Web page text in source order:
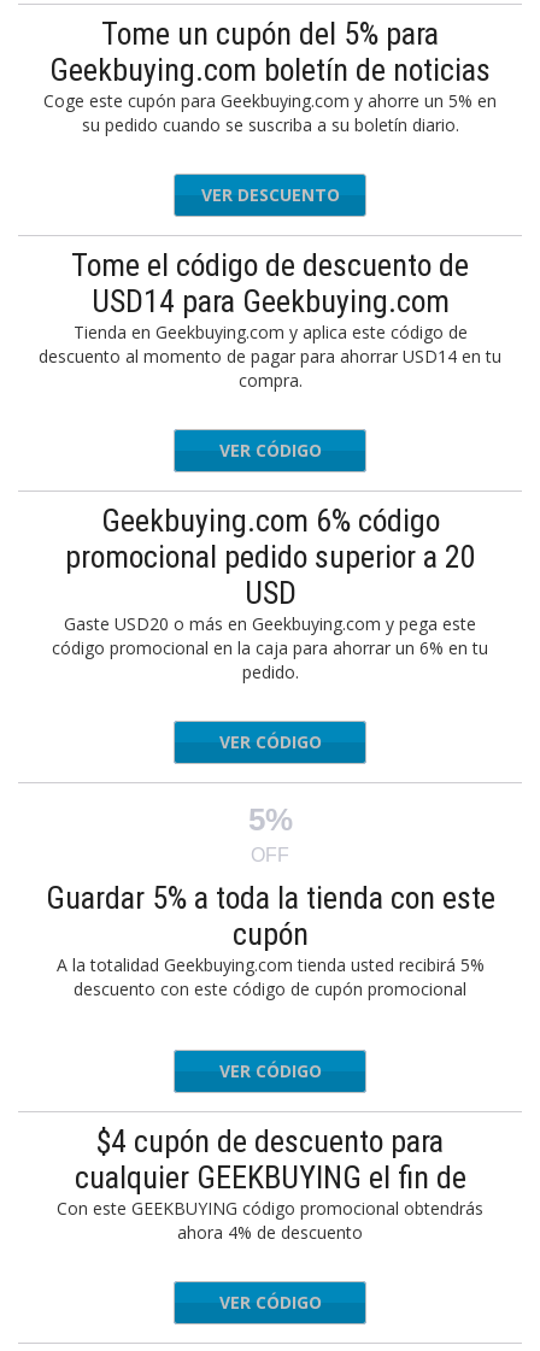
Tome un cupón del 5% para
Geekbuying.com boletín de noticias
Coge este cupón para Geekbuying.com y ahorre un 5% en
su pedido cuando se suscriba a su boletín diario.
VER DESCUENTO
Tome el código de descuento de
USD14 para Geekbuying.com
Tienda en Geekbuying.com y aplica este código de
descuento al momento de pagar para ahorrar USD14 en tu
compra.
LADLWHE
VER CÓDIGO
Geekbuying.com 6% código
promocional pedido superior a 20
USD
Gaste USD20 o más en Geekbuying.com y pega este
código promocional en la caja para ahorrar un 6% en tu
pedido.
ronics6
VER CÓDIGO
5%
OFF
Guardar 5% a toda la tienda con este
cupón
A la totalidad Geekbuying.com tienda usted recibirá 5%
descuento con este código de cupón promocional
oat2021
VER CÓDIGO
$4 cupón de descuento para
cualquier GEEKBUYING el fin de
Con este GEEKBUYING código promocional obtendrás
ahora 4% de descuento
43AA680
VER CÓDIGO